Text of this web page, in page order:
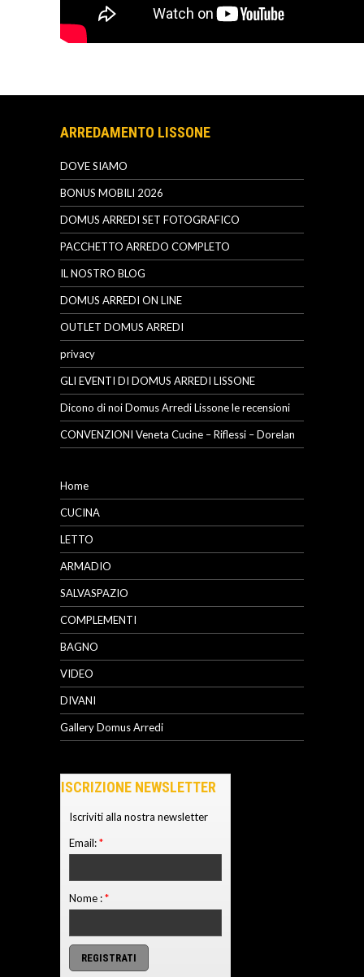
ARREDAMENTO LISSONE
DOVE SIAMO
BONUS MOBILI 2026
DOMUS ARREDI SET FOTOGRAFICO
PACCHETTO ARREDO COMPLETO
IL NOSTRO BLOG
DOMUS ARREDI ON LINE
OUTLET DOMUS ARREDI
privacy
GLI EVENTI DI DOMUS ARREDI LISSONE
Dicono di noi Domus Arredi Lissone le recensioni
CONVENZIONI Veneta Cucine – Riflessi – Dorelan
Home
CUCINA
LETTO
ARMADIO
SALVASPAZIO
COMPLEMENTI
BAGNO
VIDEO
DIVANI
Gallery Domus Arredi
ISCRIZIONE NEWSLETTER
Iscriviti alla nostra newsletter
Email:*
Nome :*